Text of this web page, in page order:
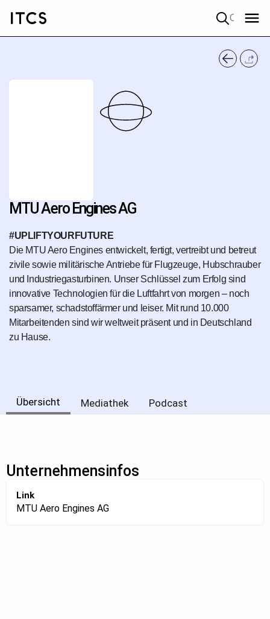
MTU Aero Engines AG
#UPLIFTYOURFUTURE
Die MTU Aero Engines entwickelt, fertigt, vertreibt und betreut
zivile sowie militärische Antriebe für Flugzeuge, Hubschrauber
und Industriegasturbinen. Unser Schlüssel zum Erfolg sind
innovative Technologien für die Luftfahrt von morgen – noch
sparsamer, schadstoffärmer und leiser. Mit rund 10.000
Mitarbeitenden sind wir weltweit präsent und in Deutschland
zu Hause.
Übersicht Mediathek Podcast
Unternehmensinfos
Link
MTU Aero Engines AG